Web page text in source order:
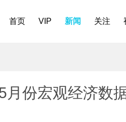
首页 VIP 新闻 关注
月份宏观经济数